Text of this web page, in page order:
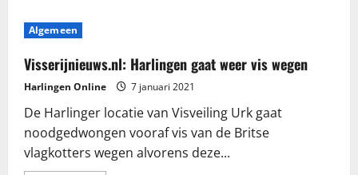
2021
Algemeen
Visserijnieuws.nl: Harlingen gaat weer vis wegen
Harlingen Online 7 januari 2021
De Harlinger locatie van Visveiling Urk gaat
noodgedwongen vooraf vis van de Britse
vlagkotters wegen alvorens deze...